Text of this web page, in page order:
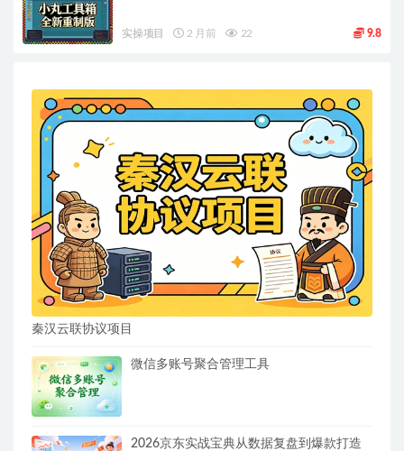
实操项目 2 月前 22 9.8
秦汉云联协议项目
微信多账号聚合管理工具
2026京东实战宝典从数据复盘到爆款打造